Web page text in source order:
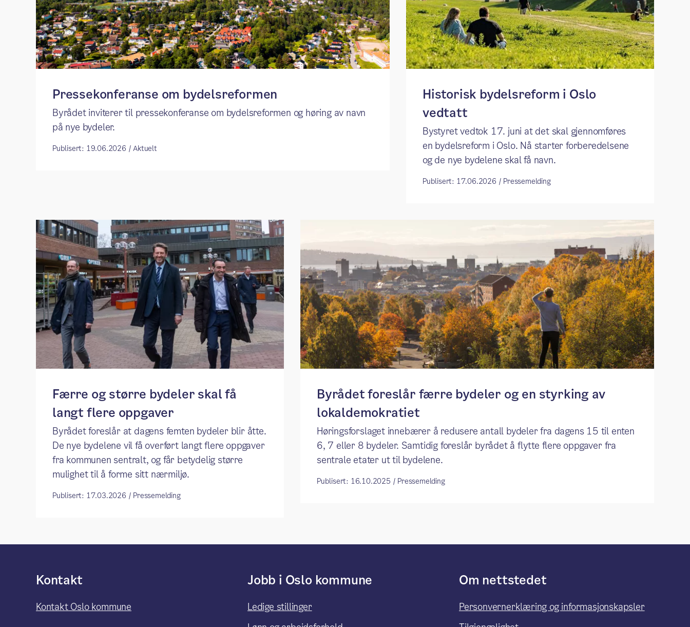
Pressekonferanse om bydelsreformen
Byrådet inviterer til pressekonferanse om bydelsreformen og høring av navn
på nye bydeler.
Publisert: 19.06.2026 / Aktuelt
​​Historisk bydelsreform i Oslo
vedtatt​
Bystyret vedtok 17. juni at det skal gjennomføres
en bydelsreform i Oslo. Nå starter forberedelsene
og de nye bydelene skal få navn.
Publisert: 17.06.2026 / Pressemelding
​​Færre og større bydeler skal få
langt flere oppgaver​
Byrådet foreslår at dagens femten bydeler blir åtte.
De nye bydelene vil få overført langt flere oppgaver
fra kommunen sentralt, og får betydelig større
mulighet til å forme sitt nærmiljø. ​​​​
Publisert: 17.03.2026 / Pressemelding
Byrådet foreslår færre bydeler og en styrking av
lokaldemokratiet
Høringsforslaget innebærer å redusere antall bydeler fra dagens 15 til enten
6, 7 eller 8 bydeler. Samtidig foreslår byrådet å flytte flere oppgaver fra
sentrale etater ut til bydelene.
Publisert: 16.10.2025 / Pressemelding
Kontakt
Kontakt Oslo kommune
Jobb i Oslo kommune
Ledige stillinger
Om nettstedet
Personvernerklæring og informasjonskapsler